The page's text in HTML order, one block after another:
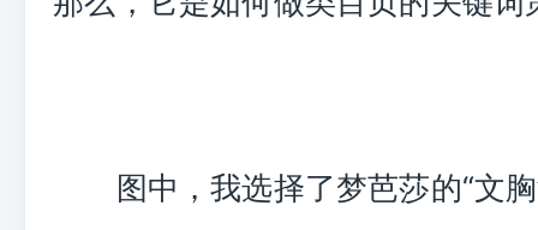
图中，我选择了梦芭莎的“文胸